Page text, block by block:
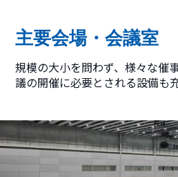
主要会場・会議室
規模の大小を問わず、様々な催
議の開催に必要とされる設備も